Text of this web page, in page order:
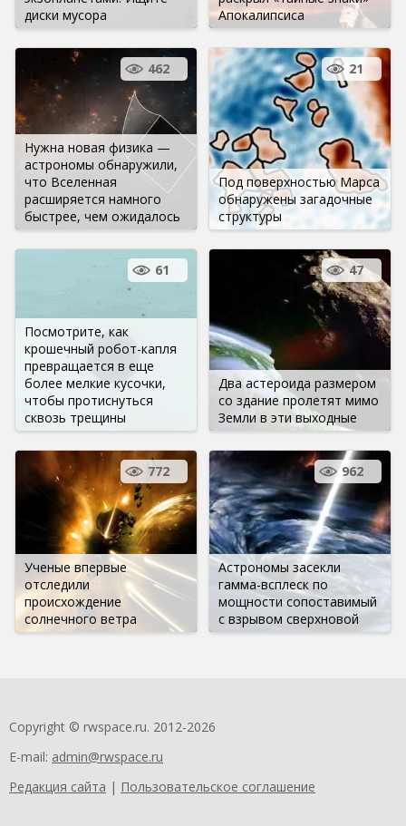
диски мусора
Апокалипсиса
Нужна новая физика —
астрономы обнаружили,
что Вселенная
расширяется намного
быстрее, чем ожидалось
462
Под поверхностью Марса
обнаружены загадочные
структуры
21
Посмотрите, как
крошечный робот-капля
превращается в еще
более мелкие кусочки,
чтобы протиснуться
сквозь трещины
61
Два астероида размером
со здание пролетят мимо
Земли в эти выходные
47
Ученые впервые
отследили
происхождение
солнечного ветра
772
Астрономы засекли
гамма-всплеск по
мощности сопоставимый
с взрывом сверхновой
962
Copyright © rwspace.ru. 2012-2026
E-mail: admin@rwspace.ru
Редакция сайта | Пользовательское соглашение